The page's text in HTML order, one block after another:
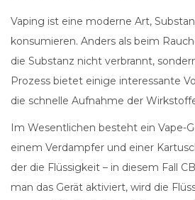
Vaping ist eine moderne Art,
konsumieren. Anders als beim
die Substanz nicht verbrannt,
Prozess bietet einige interessante
die schnelle Aufnahme der
Im Wesentlichen besteht ein Vape-
einem Verdampfer und einer
der die Flüssigkeit – in diesem Fall
man das Gerät aktiviert, wird die